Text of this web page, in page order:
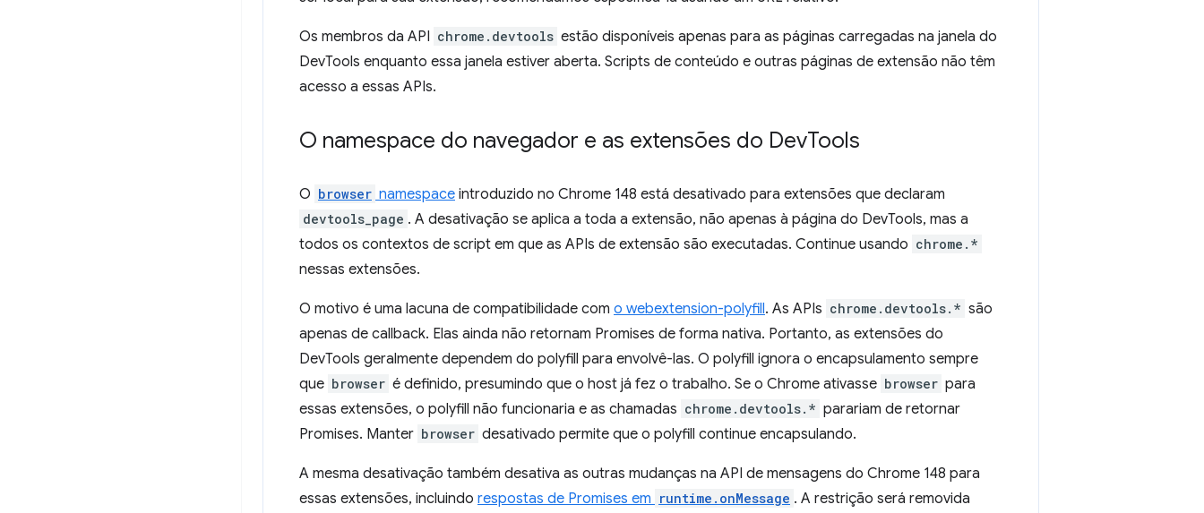
Os membros da API chrome.devtools estão disponíveis apenas para as páginas carregadas na janela do
DevTools enquanto essa janela estiver aberta. Scripts de conteúdo e outras páginas de extensão não têm
acesso a essas APIs.
O namespace do navegador e as extensões do DevTools
O browser namespace introduzido no Chrome 148 está desativado para extensões que declaram
devtools_page . A desativação se aplica a toda a extensão, não apenas à página do DevTools, mas a
todos os contextos de script em que as APIs de extensão são executadas. Continue usando chrome.*
nessas extensões.
O motivo é uma lacuna de compatibilidade com o webextension-polyfill. As APIs chrome.devtools.* são
apenas de callback. Elas ainda não retornam Promises de forma nativa. Portanto, as extensões do
DevTools geralmente dependem do polyfill para envolvê-las. O polyfill ignora o encapsulamento sempre
que browser é definido, presumindo que o host já fez o trabalho. Se o Chrome ativasse browser para
essas extensões, o polyfill não funcionaria e as chamadas chrome.devtools.* parariam de retornar
Promises. Manter browser desativado permite que o polyfill continue encapsulando.
A mesma desativação também desativa as outras mudanças na API de mensagens do Chrome 148 para
essas extensões, incluindo respostas de Promises em runtime.onMessage . A restrição será removida